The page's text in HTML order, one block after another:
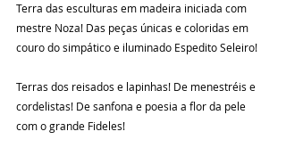
Terra das esculturas em madeira iniciada com
mestre Noza! Das peças únicas e coloridas em
couro do simpático e iluminado Espedito Seleiro!
Terras dos reisados e lapinhas! De menestréis e
cordelistas! De sanfona e poesia a flor da pele
com o grande Fideles!